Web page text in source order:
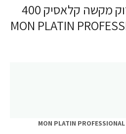
מון פלטין ספריי חיזוק מקשה קלאסיק 400
MON PLATIN PROFESSIONAL